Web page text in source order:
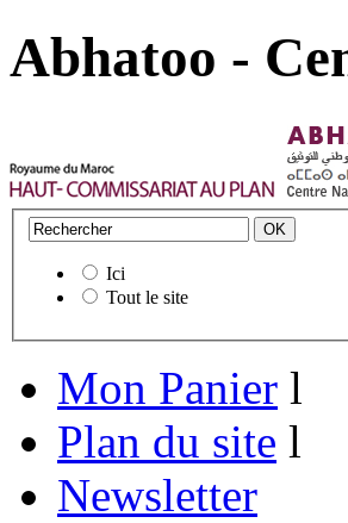
Abhatoo -
Ici
Tout le site
Mon Panier l
Plan du site l
Newsletter